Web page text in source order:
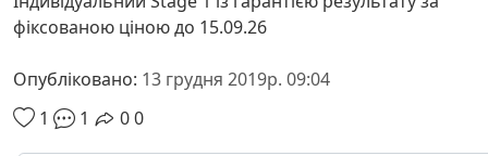
фіксованою ціною до 15.09.26
Опубліковано: 13 грудня 2019р. 09:04
1
1 00